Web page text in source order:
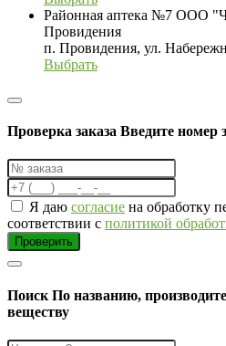
Районная аптека №7 ООО
Провидения
п. Провидения, ул.
Выбрать
Проверка заказа Введите номер
Я даю согласие на обработку
соответствии с политикой
Проверить
Поиск По названию,
веществу